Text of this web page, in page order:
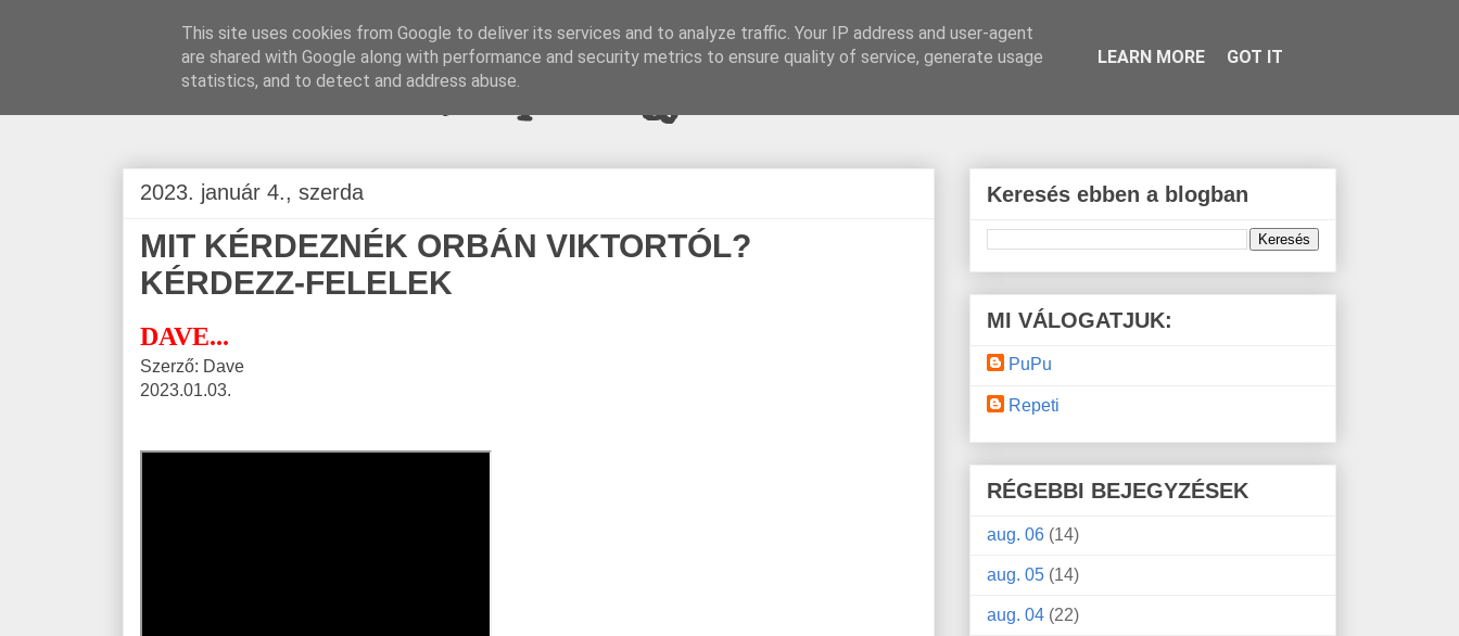
BLOGÁSZAT, napi blogjava
2023. január 4., szerda
MIT KÉRDEZNÉK ORBÁN VIKTORTÓL?
KÉRDEZZ-FELELEK
DAVE...
Szerző: Dave
2023.01.03.
Keresés ebben a blogban
MI VÁLOGATJUK:
PuPu
Repeti
RÉGEBBI BEJEGYZÉSEK
aug. 06 (14)
aug. 05 (14)
aug. 04 (22)
This site uses cookies from Google to deliver its services and to analyze traffic. Your IP address and user-agent
are shared with Google along with performance and security metrics to ensure quality of service, generate usage
statistics, and to detect and address abuse.
LEARN MORE GOT IT